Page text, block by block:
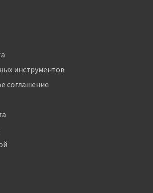
инструментов
соглашение